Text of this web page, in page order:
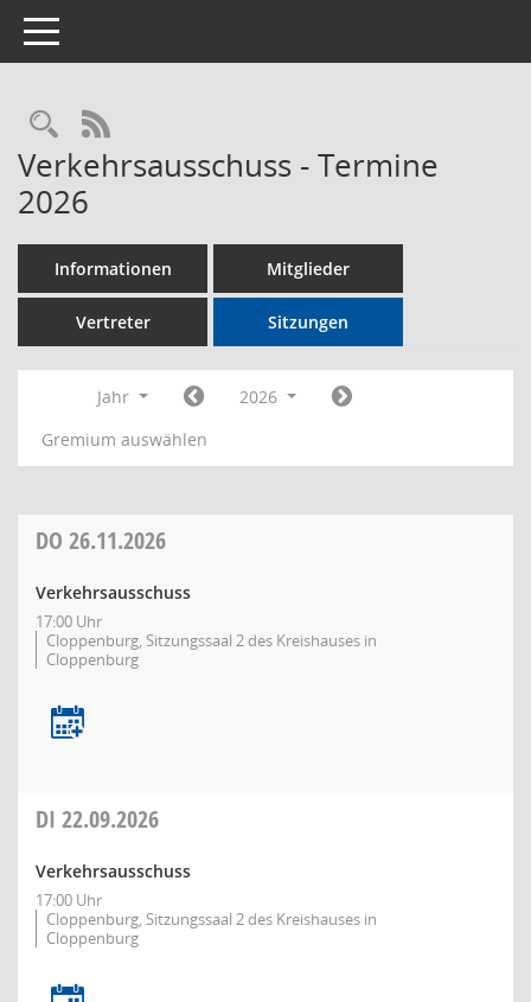
Toggle navigation
Rechercheauswahl
RSS-Feed
Verkehrsausschuss - Termine
2026
Informationen Mitglieder
Vertreter Sitzungen
Jahr
2026
Gremium auswählen
DO 26.11.2026
Verkehrsausschuss
17:00 Uhr
Cloppenburg, Sitzungssaal 2 des Kreishauses in
Cloppenburg
DI 22.09.2026
Verkehrsausschuss
17:00 Uhr
Cloppenburg, Sitzungssaal 2 des Kreishauses in
Cloppenburg